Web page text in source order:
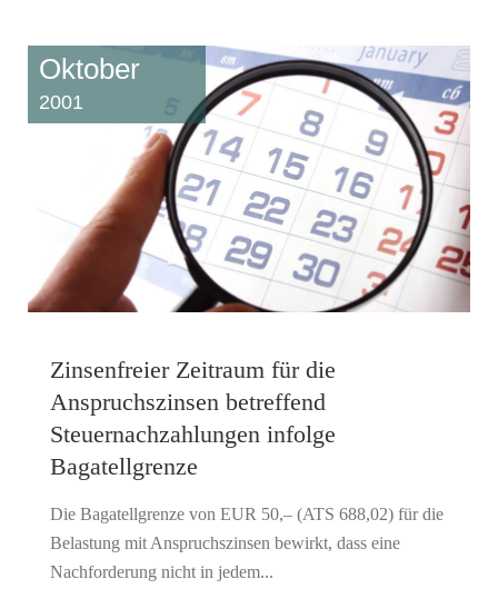
Oktober
2001
Zinsenfreier Zeitraum für die
Anspruchszinsen betreffend
Steuernachzahlungen infolge
Bagatellgrenze
Die Bagatellgrenze von EUR 50,– (ATS 688,02) für die
Belastung mit Anspruchszinsen bewirkt, dass eine
Nachforderung nicht in jedem...